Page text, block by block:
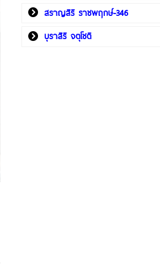
สราญสิริ ราชพฤกษ์-346
บุราสิริ จตุโชติ